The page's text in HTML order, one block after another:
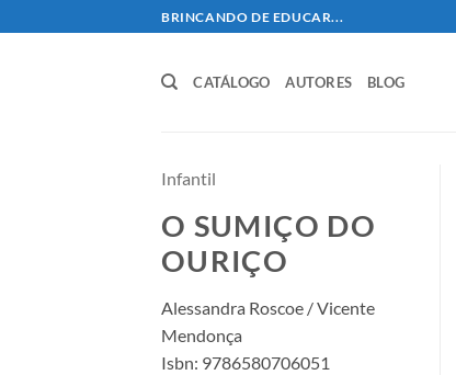
to
BRINCANDO DE EDUCAR...
CATÁLOGO AUTORES BLOG
Infantil
O SUMIÇO DO
OURIÇO
Alessandra Roscoe / Vicente
Mendonça
Isbn: 9786580706051